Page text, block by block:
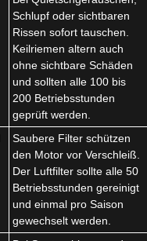
Schlupf oder sichtbaren
Rissen sofort tauschen.
Keilriemen altern auch
ohne sichtbare Schäden
und sollten alle 100 bis
200 Betriebsstunden
geprüft werden.
Saubere Filter schützen
den Motor vor Verschleiß.
Der Luftfilter sollte alle 50
Betriebsstunden gereinigt
und einmal pro Saison
gewechselt werden.